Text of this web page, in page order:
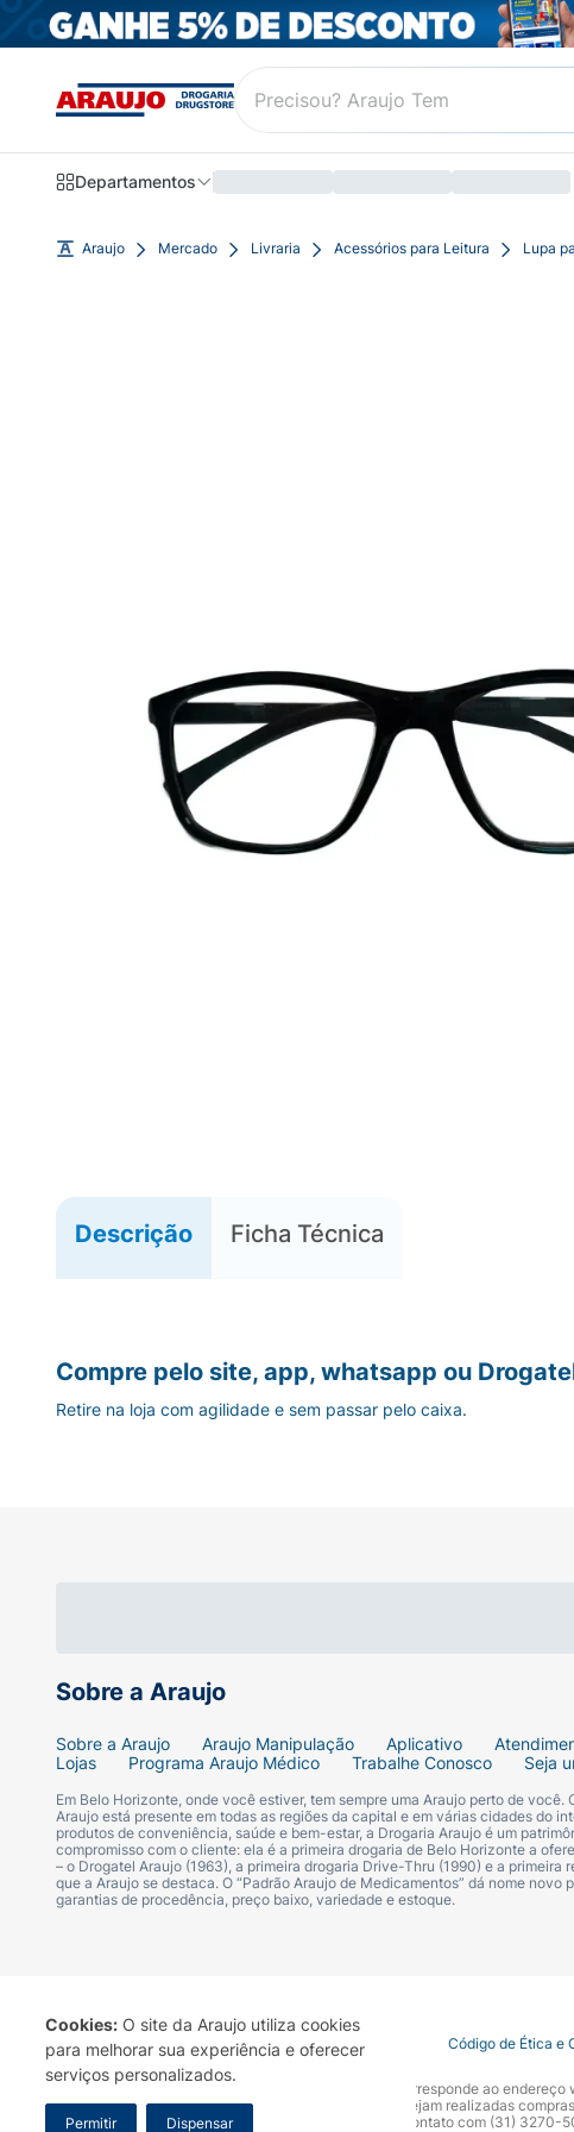
Cookies: O site da Araujo utiliza cookies
para melhorar sua experiência e oferecer
serviços personalizados.
Permitir Dispensar
Departamentos
Araujo Mercado Livraria Acessórios para Leitura Lupa
Descrição Ficha Técnica
Sobre a Araujo
Sobre a Araujo Araujo Manipulação Aplicativo
Lojas
Programa Araujo Médico Trabalhe Conosco Seja
Em Belo Horizonte, onde você estiver, tem sempre uma Araujo perto de
Araujo está presente em todas as regiões da capital e em várias cidades do
produtos de conveniência, saúde e bem-estar, a Drogaria Araujo é um
compromisso com o cliente: ela é a primeira drogaria de Belo Horizonte a
– o Drogatel Araujo (1963), a primeira drogaria Drive-Thru (1990) e a
que a Araujo se destaca. O “Padrão Araujo de Medicamentos” dá nome
garantias de procedência, preço baixo, variedade e estoque.
Compre pelo site, app, whatsapp ou
Retire na loja com agilidade e sem passar pelo caixa.
Termo de Uso Portal da Privacidade Covid-19 Código de Ética e
A Drogaria Araujo S/A informa que o seu site oficial corresponde ao
marca. Para sua segurança recomendamos que não sejam realizadas
Araujo S.A. Em caso de dúvidas, gentileza entrar em contato com (31) 3270-